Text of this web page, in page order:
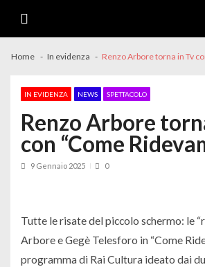
Home In evidenza Renzo Arbore torna in Tv
IN EVIDENZA NEWS SPETTACOLO
Renzo Arbore
con “Come
9 Gennaio 2025 0
Tutte le risate del piccolo schermo: le
Arbore e Gegè Telesforo in “Come
programma di Rai Cultura ideato dai